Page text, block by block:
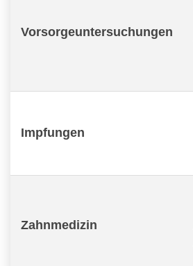
Vorsorgeuntersuchungen
Impfungen
Zahnmedizin